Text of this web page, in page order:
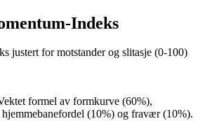
Indeks
justert for motstander og slitasje (0-100)
formel av formkurve (60%),
(10%) og fravær (10%).